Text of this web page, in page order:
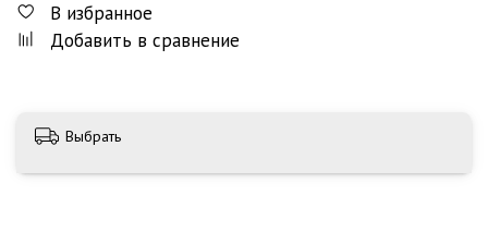
В избранное
Добавить в сравнение
Выбрать